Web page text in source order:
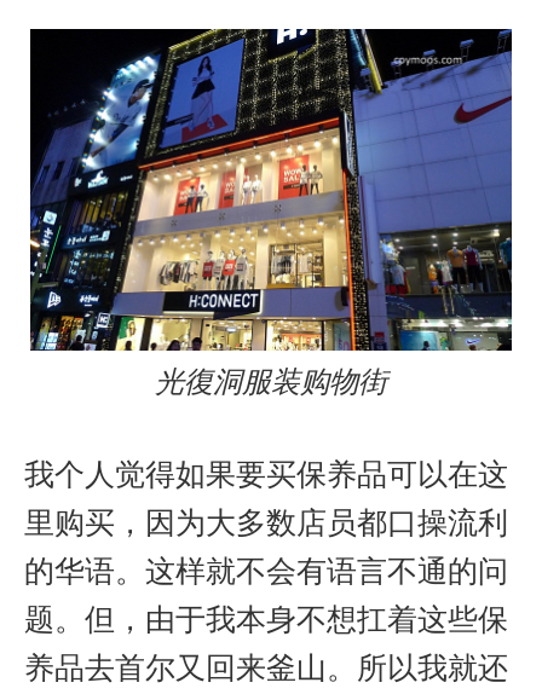
光復洞服装购物街
我个人觉得如果要买保养品可以在这
里购买，因为大多数店员都口操流利
的华语。这样就不会有语言不通的问
题。但，由于我本身不想扛着这些保
养品去首尔又回来釜山。所以我就还